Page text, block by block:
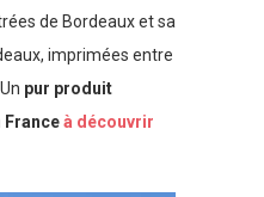
de Bordeaux et sa
imprimées entre
pur produit
Franceà découvrir